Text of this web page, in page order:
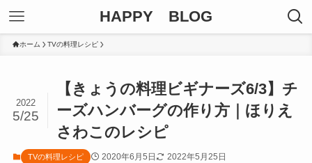
HAPPY BLOG
ホーム TVの料理レシピ
【きょうの料理ビギナーズ6/3】チ
ーズハンバーグの作り方｜ほりえ
さわこのレシピ
2022
5/25
TVの料理レシピ 2020年6月5日 2022年5月25日